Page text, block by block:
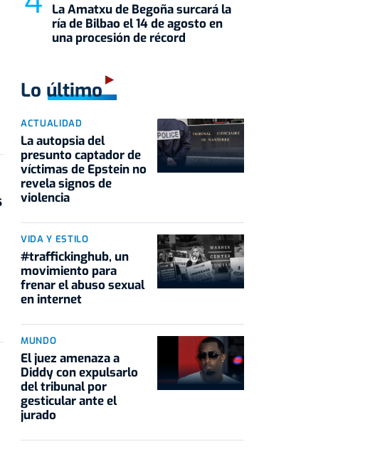
La Amatxu de Begoña surcará la
ría de Bilbao el 14 de agosto en
una procesión de récord
Lo último
ACTUALIDAD
La autopsia del
presunto captador de
víctimas de Epstein no
revela signos de
violencia
VIDA Y ESTILO
#traffickinghub, un
movimiento para
frenar el abuso sexual
en internet
MUNDO
El juez amenaza a
Diddy con expulsarlo
del tribunal por
gesticular ante el
jurado